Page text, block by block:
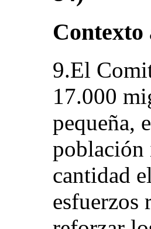
Contexto
9.El
17.000
pequeña,
población
cantidad
esfuerzos